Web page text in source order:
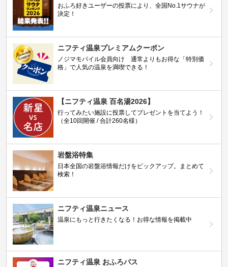
おふろ好きユーザーの投票により、全国No.1サウナが
決定！
ニフティ温泉プレミアムクーポン
ノジマモバイル会員向け 通常よりもお得な「特別価
格」で人気の温泉を満喫できる！
【ニフティ温泉 百名湯2026】
行ってみたい施設に投票してプレゼントを当てよう！
（全10回開催 / 合計260名様）
岩盤浴特集
日本全国の岩盤浴情報だけをピックアップ。まとめて
検索！
ニフティ温泉ニュース
温泉にもっと行きたくなる！お得な情報を掲載中
ニフティ温泉 おふろパス